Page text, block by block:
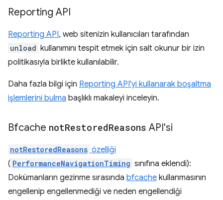
Reporting API
Reporting API, web sitenizin kullanıcıları tarafından
unload kullanımını tespit etmek için salt okunur bir izin
politikasıyla birlikte kullanılabilir.
Daha fazla bilgi için Reporting API'yi kullanarak boşaltma
işlemlerini bulma başlıklı makaleyi inceleyin.
Bfcache notRestoredReasons API'si
notRestoredReasons özelliği
( PerformanceNavigationTiming sınıfına eklendi):
Dokümanların gezinme sırasında bfcache kullanmasının
engellenip engellenmediği ve neden engellendiği